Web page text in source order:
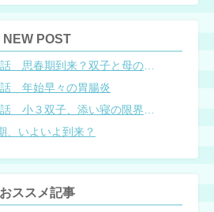
NEW POST
Genki Mama74話 思春期到来？双子と母のバトル
年始早々の胃腸炎
、いよいよ到来？
おススメ記事